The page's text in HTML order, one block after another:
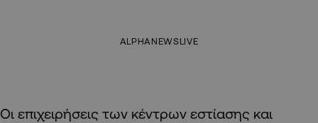
ALPHANEWSLIVE
Οι επιχειρήσεις των κέντρων εστίασης και